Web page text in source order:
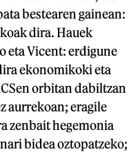
bestearen gainean:
dira. Hauek
eta Vicent: erdigune
ekonomikoki eta
orbitan dabiltzan
aurrekoan; eragile
zenbait hegemonia
bidea oztopatzeko;